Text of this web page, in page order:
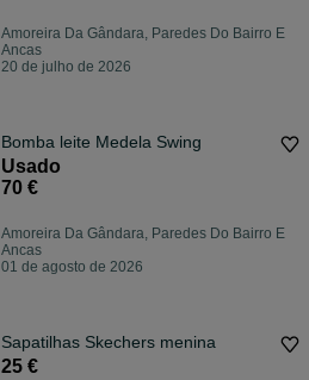
Amoreira Da Gândara, Paredes Do Bairro E
Ancas
20 de julho de 2026
Bomba leite Medela Swing
Usado
70 €
Amoreira Da Gândara, Paredes Do Bairro E
Ancas
01 de agosto de 2026
Sapatilhas Skechers menina
25 €